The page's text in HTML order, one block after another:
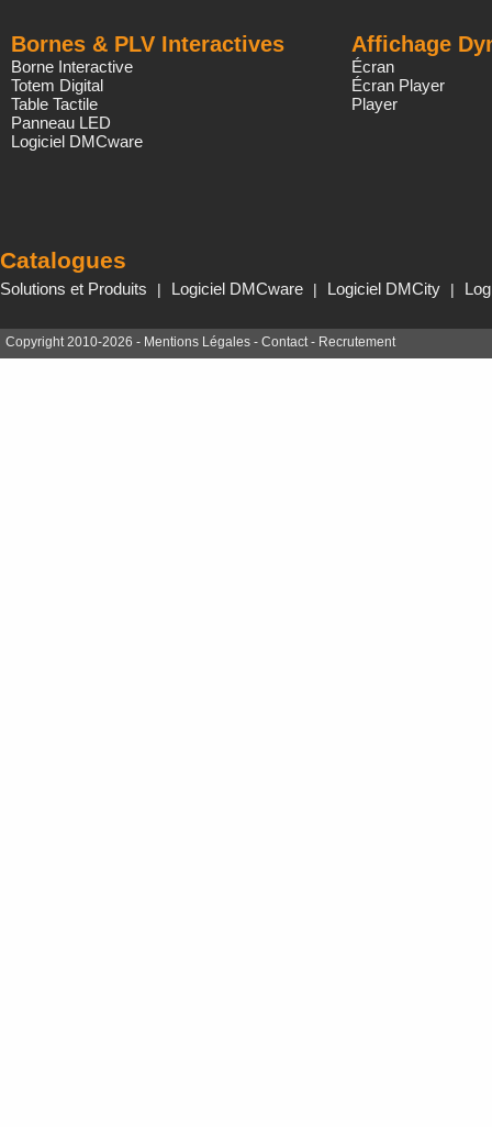
Bornes & PLV Interactives
Borne Interactive
Totem Digital
Table Tactile
Panneau LED
Logiciel DMCware
Affichage
Écran
Écran Player
Player
Catalogues
Solutions et Produits | Logiciel DMCware | Logiciel DMCity |
Copyright 2010-2026 - Mentions Légales - Contact- Recrutement